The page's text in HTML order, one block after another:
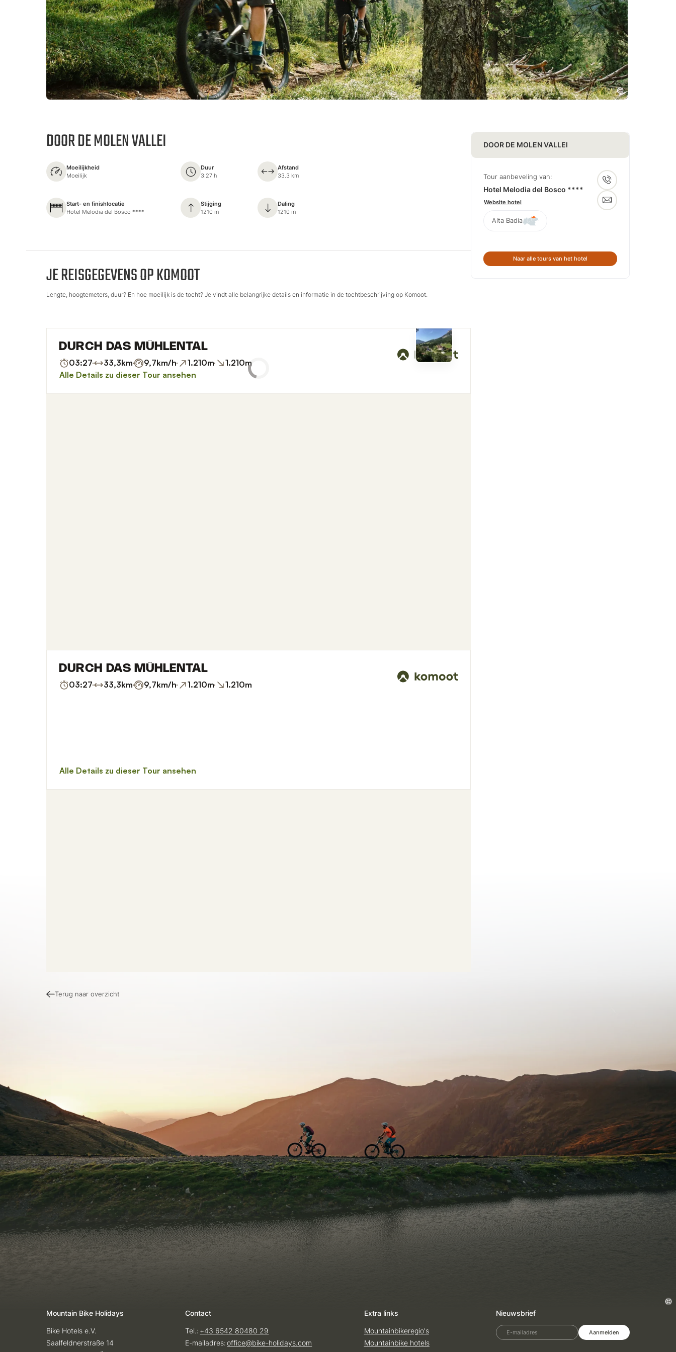
DOOR DE MOLEN VALLEI
Moeilijkheid
Moeilijk
Duur
3:27 h
Afstand
33.3 km
Start- en finishlocatie
Hotel Melodia del Bosco ****
Stijging
1210 m
Daling
1210 m
JE REISGEGEVENS OP KOMOOT
Lengte, hoogtemeters, duur? En hoe moeilijk is de tocht? Je vindt alle belangrijke details en informatie in de tochtbeschrijving op Komoot.
Terug naar overzicht
DOOR DE MOLEN VALLEI
Tour aanbeveling van:
Hotel Melodia del Bosco ****
Website hotel
Alta Badia
Naar alle tours van het hotel
Mountain Bike Holidays
Bike Hotels e.V.
Saalfeldnerstraße 14
Contact
Tel.: +43 6542 80480 29
E-mailadres: office@bike-holidays.com
Extra links
Mountainbikeregio's
Mountainbike hotels
Nieuwsbrief
E-mailadres Aanmelden